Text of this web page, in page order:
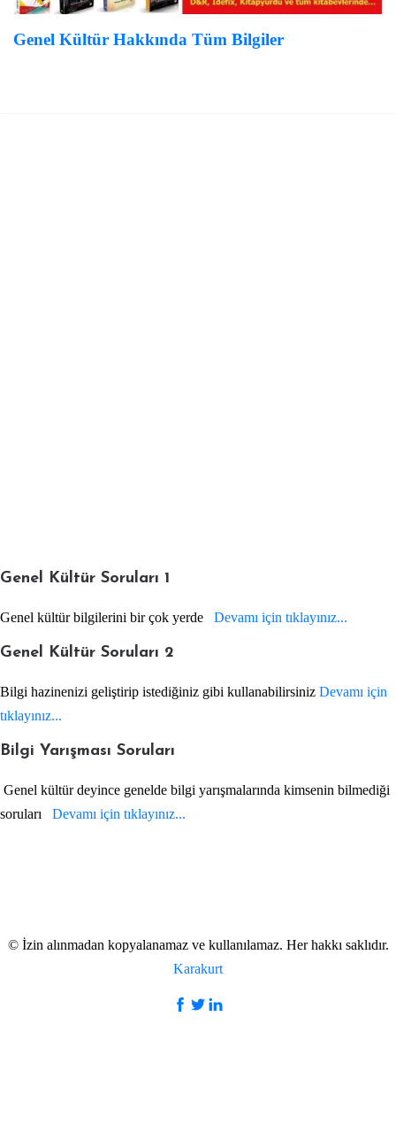
Genel Kültür Hakkında Tüm Bilgiler
Genel Kültür Soruları 1
Genel kültür bilgilerini bir çok yerde Devamı için tıklayınız...
Genel Kültür Soruları 2
Bilgi hazinenizi geliştirip istediğiniz gibi kullanabilirsiniz Devamı için
tıklayınız...
Bilgi Yarışması Soruları
Genel kültür deyince genelde bilgi yarışmalarında kimsenin bilmediği
soruları
Devamı için tıklayınız...
©İzin alınmadan kopyalanamaz ve kullanılamaz. Her hakkı saklıdır.
Karakurt